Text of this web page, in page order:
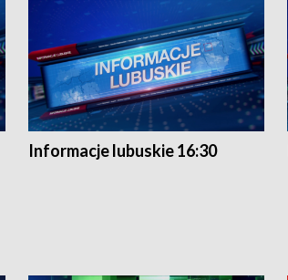
Informacje lubuskie 16:30